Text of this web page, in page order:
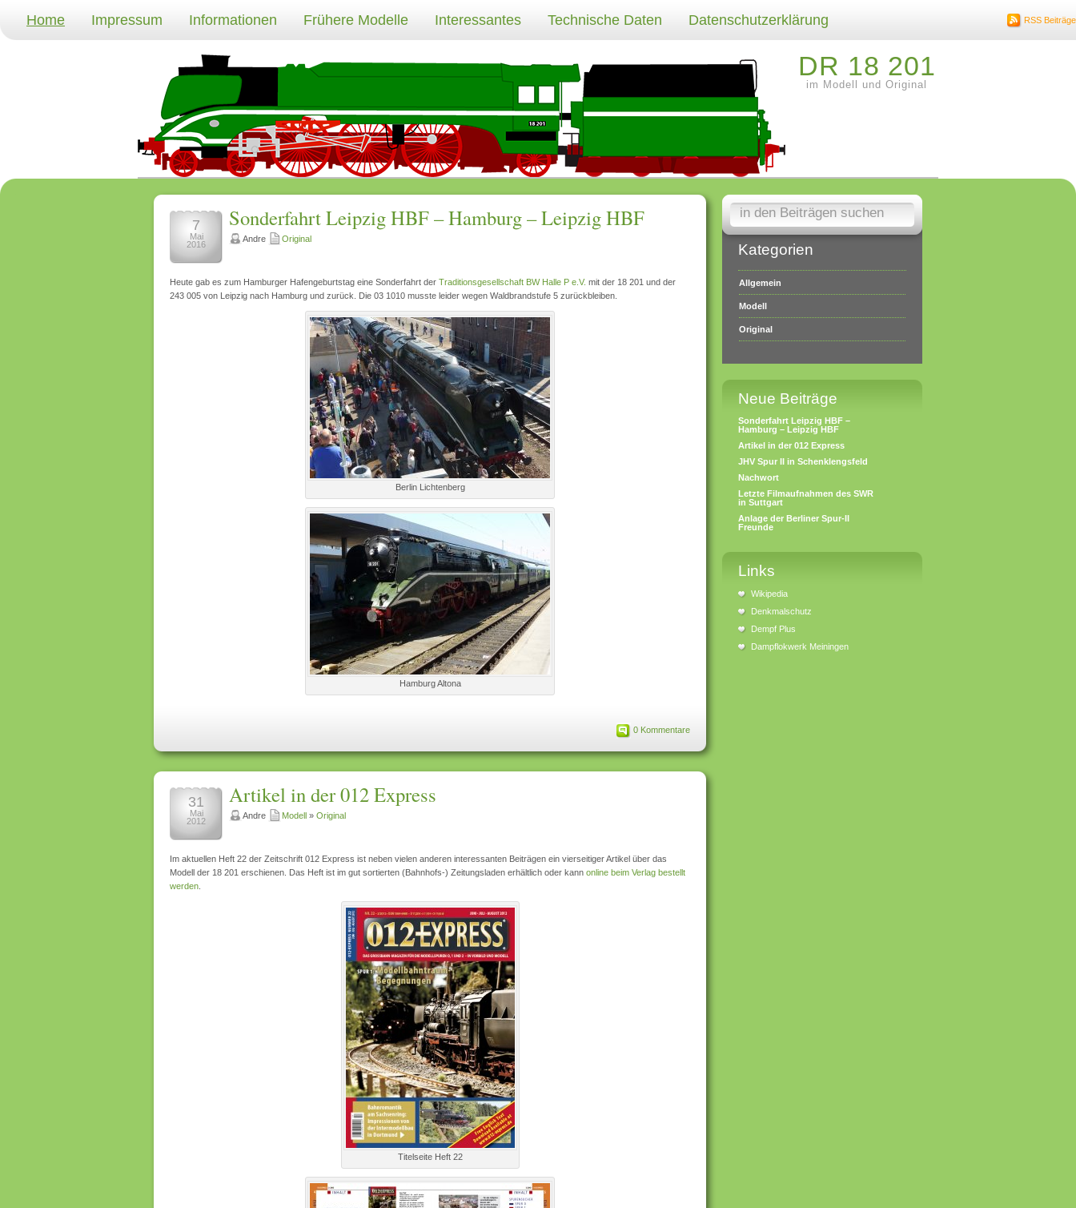
Home Impressum Informationen Frühere Modelle Interessantes Technische Daten Datenschutzerklärung RSS Beiträge
DR 18 201
im Modell und Original
7
Mai
2016
Sonderfahrt Leipzig HBF – Hamburg – Leipzig HBF
Andre Original
Heute gab es zum Hamburger Hafengeburtstag eine Sonderfahrt der Traditionsgesellschaft BW Halle P e.V. mit der 18 201 und der
243 005 von Leipzig nach Hamburg und zurück. Die 03 1010 musste leider wegen Waldbrandstufe 5 zurückbleiben.
Berlin Lichtenberg
Hamburg Altona
0 Kommentare
31
Mai
2012
Artikel in der 012 Express
Andre Modell » Original
Im aktuellen Heft 22 der Zeitschrift 012 Express ist neben vielen anderen interessanten Beiträgen ein vierseitiger Artikel über das
Modell der 18 201 erschienen. Das Heft ist im gut sortierten (Bahnhofs-) Zeitungsladen erhältlich oder kann online beim Verlag bestellt
werden
Titelseite Heft 22
Kategorien
Allgemein
Modell
Original
Neue Beiträge
Sonderfahrt Leipzig HBF –
Hamburg – Leipzig HBF
Artikel in der 012 Express
JHV Spur II in Schenklengsfeld
Nachwort
Letzte Filmaufnahmen des SWR
in Suttgart
Anlage der Berliner Spur-II
Freunde
Links
Wikipedia
Denkmalschutz
Dempf Plus
Dampflokwerk Meiningen